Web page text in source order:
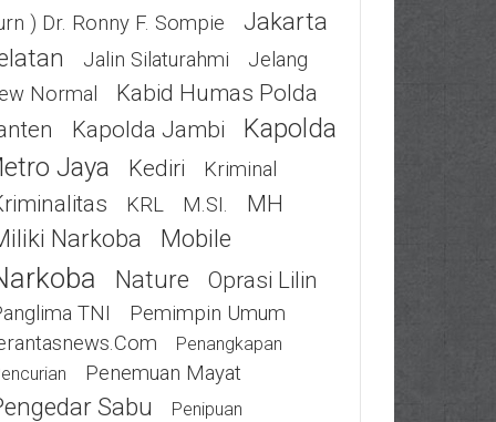
) Dr. Ronny F. Sompie
Jakarta
Jalin Silaturahmi
Jelang
Normal
Kabid Humas Polda
Kapolda Jambi
Kapolda
Jaya
Kediri Kriminal
KRL M.SI. MH
Narkoba Mobile
Nature Oprasi Lilin
TNI
Pemimpin Umum
Penangkapan
Penemuan Mayat
Sabu
Penipuan